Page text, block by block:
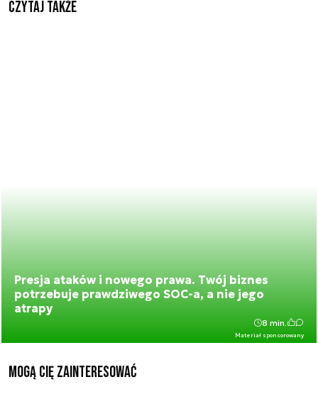
Czytaj także
Presja ataków i nowego prawa. Twój biznes
potrzebuje prawdziwego SOC-a, a nie jego
atrapy
Materiał sponsorowany
8 min.
Mogą Cię zainteresować